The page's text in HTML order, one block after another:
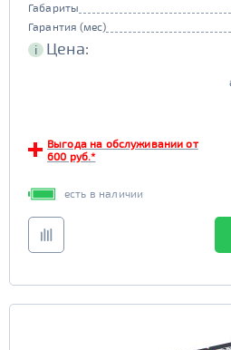
Габариты
Гарантия (мес)
i Цена:
Выгода на обслуживании от
600 руб.*
есть в наличии